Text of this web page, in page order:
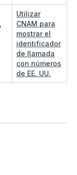
Utilizar
CNAM para
mostrar el
identificador
de llamada
con números
de EE. UU.